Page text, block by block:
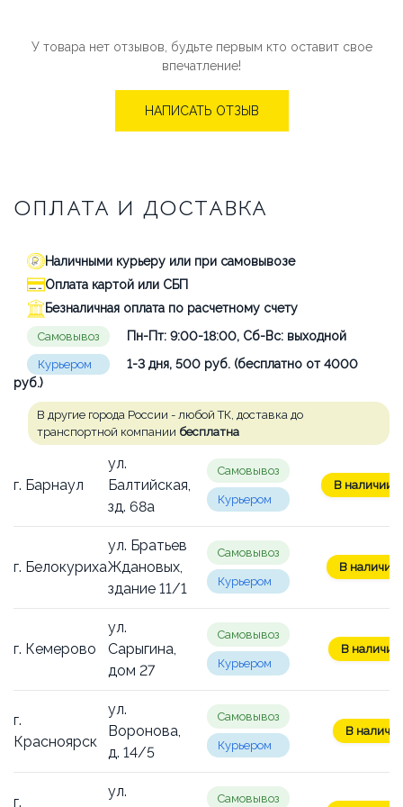
У товара нет отзывов, будьте первым кто оставит свое
впечатление!
НАПИСАТЬ ОТЗЫВ
ОПЛАТА И ДОСТАВКА
Наличными курьеру или при самовывозе
Оплата картой или СБП
Безналичная оплата по расчетному счету
Самовывоз Пн-Пт: 9:00-18:00, Сб-Вс: выходной
Курьером
1-3 дня, 500 руб. (бесплатно от 4000
руб.)
В другие города России - любой ТК, доставка до
транспортной компании бесплатна
г. Барнаул
ул.
Балтийская,
зд. 68а
Самовывоз
Курьером
В наличии:
г. Белокуриха
ул. Братьев
Ждановых,
здание 11/1
Самовывоз
Курьером
В
г. Кемерово
ул.
Сарыгина,
дом 27
Самовывоз
Курьером
В
г.
Красноярск
ул.
Воронова,
д. 14/5
Самовывоз
Курьером
В
г.
ул.
Самовывоз